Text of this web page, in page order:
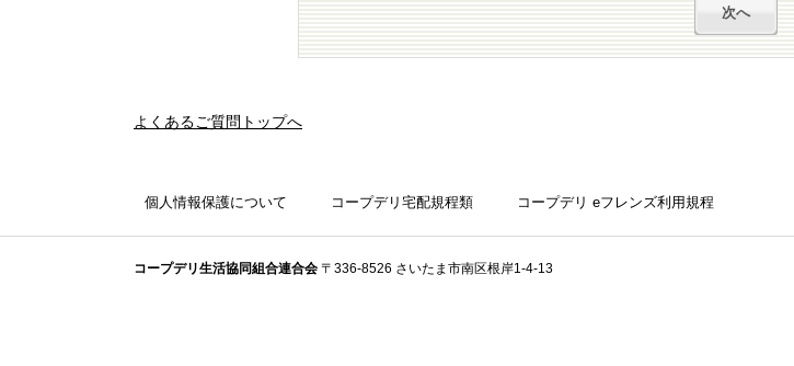
よくあるご質問トップへ
個人情報保護について コープデリ宅配規程類 コープデリ eフレンズ利用規程
コープデリ⽣活協同組合連合会 〒336-8526 さいたま市南区根岸1-4-13